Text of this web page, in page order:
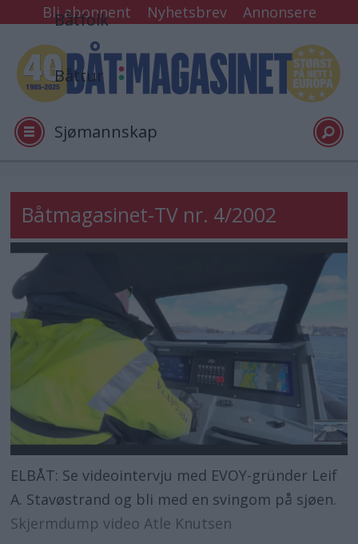
Bli abonnent Nyhetsbrev Annonsere
Båtfolk
Båttur
Sjømannskap
Tester
Arkiv
Logg inn
Båtmagasinet-TV nr. 4/2002
ELBÅT: Se videointervju med EVOY-gründer Leif
A. Stavøstrand og bli med en svingom på sjøen.
Skjermdump video Atle Knutsen